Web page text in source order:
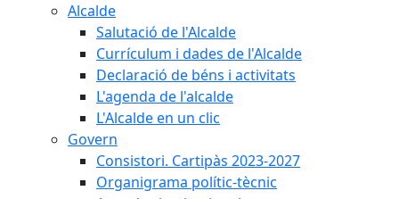
Alcalde
Salutació de l'Alcalde
Currículum i dades de l'Alcalde
Declaració de béns i activitats
L'agenda de l'alcalde
L'Alcalde en un clic
Govern
Consistori. Cartipàs 2023-2027
Organigrama polític-tècnic